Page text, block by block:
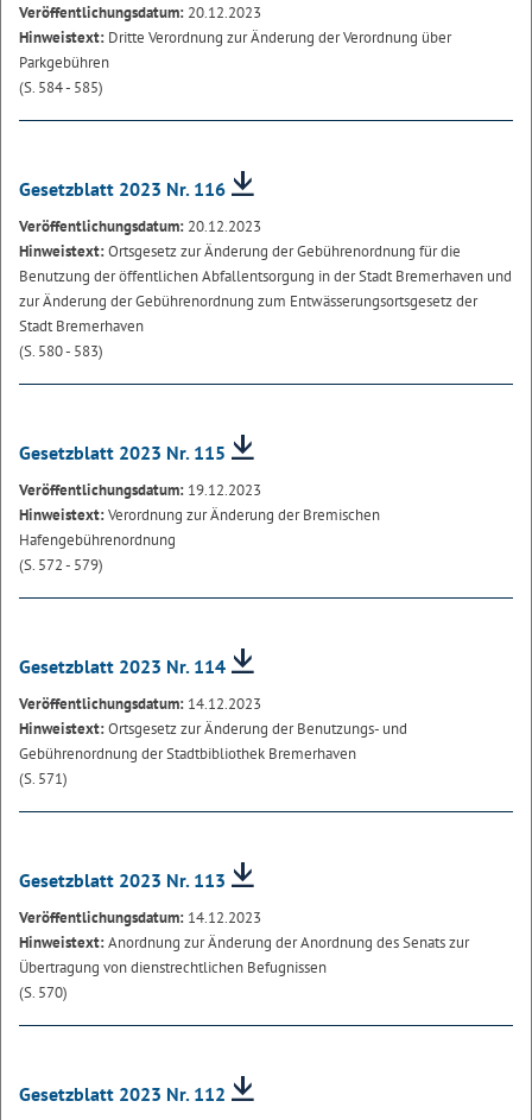
Veröffentlichungsdatum: 20.12.2023
Hinweistext: Dritte Verordnung zur Änderung der Verordnung über
Parkgebühren
(S. 584 - 585)
Gesetzblatt 2023 Nr. 116
Veröffentlichungsdatum: 20.12.2023
Hinweistext:Ortsgesetz zur Änderung der Gebührenordnung für die
Benutzung der öffentlichen Abfallentsorgung in der Stadt Bremerhaven und
zur Änderung der Gebührenordnung zum Entwässerungsortsgesetz der
Stadt Bremerhaven
(S. 580 - 583)
Gesetzblatt 2023 Nr. 115
Veröffentlichungsdatum: 19.12.2023
Hinweistext:Verordnung zur Änderung der Bremischen
Hafengebührenordnung
(S. 572 - 579)
Gesetzblatt 2023 Nr. 114
Veröffentlichungsdatum: 14.12.2023
Hinweistext:Ortsgesetz zur Änderung der Benutzungs- und
Gebührenordnung der Stadtbibliothek Bremerhaven
(S. 571)
Gesetzblatt 2023 Nr. 113
Veröffentlichungsdatum: 14.12.2023
Hinweistext:Anordnung zur Änderung der Anordnung des Senats zur
Übertragung von dienstrechtlichen Befugnissen
(S. 570)
Gesetzblatt 2023 Nr. 112